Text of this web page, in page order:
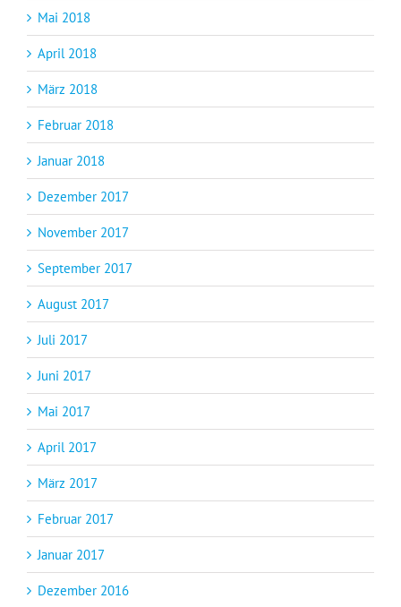
Mai 2018
April 2018
März 2018
Februar 2018
Januar 2018
Dezember 2017
November 2017
September 2017
August 2017
Juli 2017
Juni 2017
Mai 2017
April 2017
März 2017
Februar 2017
Januar 2017
Dezember 2016